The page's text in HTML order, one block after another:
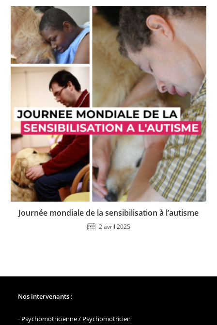
Journée mondiale de la sensibilisation à l’autisme
2 avril 2025
Nos intervenants :
- Psychomotricienne / Psychomotricien